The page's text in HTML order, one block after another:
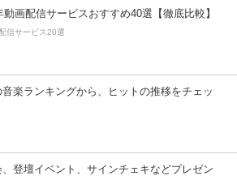
動画配信サービスおすすめ40選【徹底比較】
信サービス20選
楽ランキングから、ヒットの推移をチェッ
登壇イベント、サインチェキなどプレゼン